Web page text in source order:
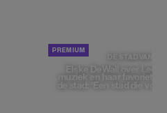
DE STAD VAN
Elske DeWall over
muziek en haar favoriete
de stad: 'Een stad die